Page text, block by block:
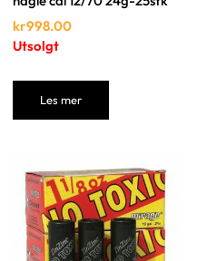
kr998.00
Utsolgt
Les mer